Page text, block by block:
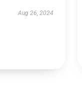
Aug 26, 2024